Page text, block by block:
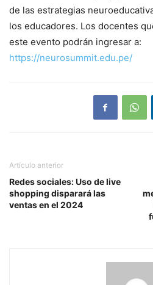
de las estrategias
los educadores. Los docentes
este evento podrán ingresar a:
https://neurosummit.edu.pe/
Artículo anterior
Redes sociales: Uso de live
shopping disparará las
ventas en el 2024